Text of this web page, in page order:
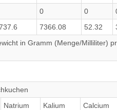
0 0
7366.08 52.32
in Gramm (Menge/Milliliter)
Natrium
Kalium
Calcium